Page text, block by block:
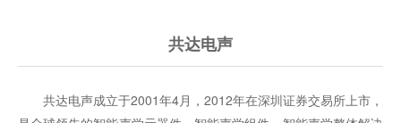
共达电声
共达电声成立于2001年4月，2012年在深圳证券交易所上市，